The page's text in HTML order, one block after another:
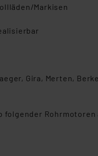
Markisen
Gira, Merten,
Rohrmotoren